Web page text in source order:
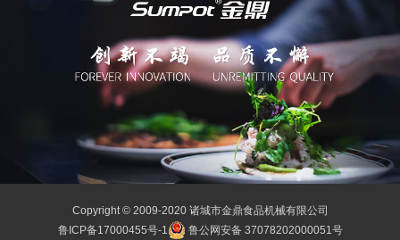
Copyright © 2009-2020 诸城市金鼎食品机械有限公司
鲁ICP备17000455号-1
鲁公网安备 37078202000051号